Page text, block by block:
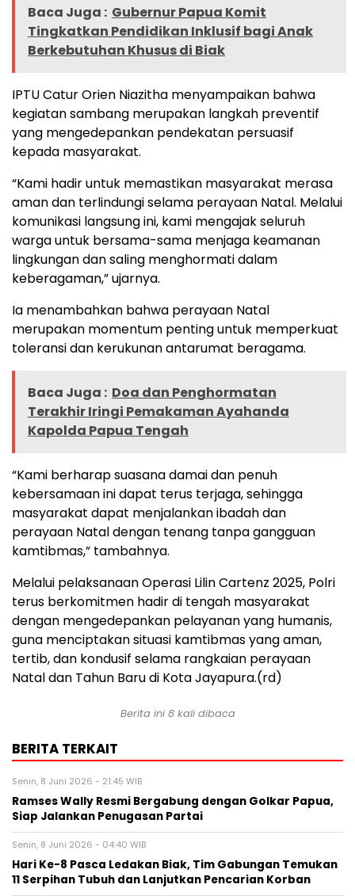
Baca Juga : Gubernur Papua Komit
Tingkatkan Pendidikan Inklusif bagi Anak
Berkebutuhan Khusus di Biak
IPTU Catur Orien Niazitha menyampaikan bahwa
kegiatan sambang merupakan langkah preventif
yang mengedepankan pendekatan persuasif
kepada masyarakat.
“Kami hadir untuk memastikan masyarakat merasa
aman dan terlindungi selama perayaan Natal. Melalui
komunikasi langsung ini, kami mengajak seluruh
warga untuk bersama-sama menjaga keamanan
lingkungan dan saling menghormati dalam
keberagaman,” ujarnya.
Ia menambahkan bahwa perayaan Natal
merupakan momentum penting untuk memperkuat
toleransi dan kerukunan antarumat beragama.
Baca Juga : Doa dan Penghormatan
Terakhir Iringi Pemakaman Ayahanda
Kapolda Papua Tengah
“Kami berharap suasana damai dan penuh
kebersamaan ini dapat terus terjaga, sehingga
masyarakat dapat menjalankan ibadah dan
perayaan Natal dengan tenang tanpa gangguan
kamtibmas,” tambahnya.
Melalui pelaksanaan Operasi Lilin Cartenz 2025, Polri
terus berkomitmen hadir di tengah masyarakat
dengan mengedepankan pelayanan yang humanis,
guna menciptakan situasi kamtibmas yang aman,
tertib, dan kondusif selama rangkaian perayaan
Natal dan Tahun Baru di Kota Jayapura.(rd)
Berita ini 8 kali dibaca
BERITA TERKAIT
Senin, 8 Juni 2026 - 21:45 WIB
Ramses Wally Resmi Bergabung dengan Golkar Papua,
Siap Jalankan Penugasan Partai
Senin, 8 Juni 2026 - 04:40 WIB
Hari Ke-8 Pasca Ledakan Biak, Tim Gabungan Temukan
11 Serpihan Tubuh dan Lanjutkan Pencarian Korban